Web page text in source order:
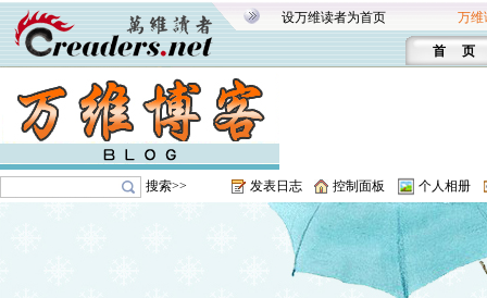
设万维读者为首页 万维
首 页
搜索>> 发表日志 控制面板 个人相册